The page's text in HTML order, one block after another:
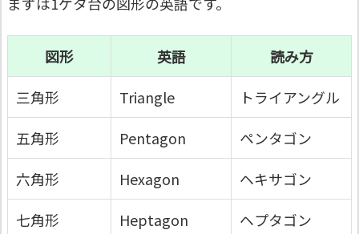
図形 英語
読み方
三角形
Triangle
トライアングル
五角形
Pentagon
ペンタゴン
六角形
Hexagon
ヘキサゴン
七角形
Heptagon
ヘプタゴン